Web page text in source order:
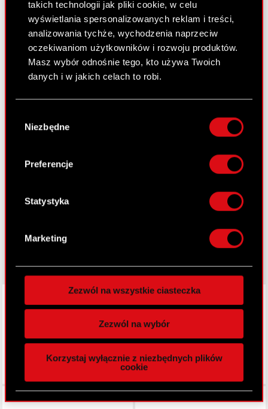
takich technologii jak pliki cookie, w celu
wyświetlania spersonalizowanych reklam i treści,
analizowania tychże, wychodzenia naprzeciw
oczekiwaniom użytkowników i rozwoju produktów.
Masz wybór odnośnie tego, kto używa Twoich
danych i w jakich celach to robi.
Gromadzić dane dotyczące Twojej
lokalizacji geograficznej z dokładnością nawet
Identyfikować Twoje urządzenie, aktywnie
analizując charakteryzującego je zbiory
palca)
osobiste dane są przetwarzane oraz ustaw własne
preferencje w
. W Deklaracji
zgodę w dowolnej chwili.
funkcje społecznościowe i analizować ruch w
naszej witrynie. Informacje o tym, jak korzystasz
z naszej witryny, udostępniamy partnerom
społecznościowym, reklamowym i analitycznym.
Partnerzy mogą połączyć te informacje z innymi
danymi otrzymanymi od Ciebie lub uzyskanymi
zgody
Niezbędne
Preferencje
Statystyka
Marketing
Zezwól na wszystkie ciasteczka
Zezwól na wybór
Korzystaj wyłącznie z niezbędnych plików
cookie
Zobacz również:
Aktualności
Centrum wyników
Kontakt dla mediów
Dowiedz się więcej:
gear.cdprojektred.com
LinkedIn
Facebook